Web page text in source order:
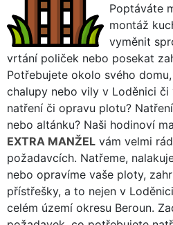
Poptáváte
montáž
vyměnit
vrtání poliček nebo posekat
Potřebujete okolo svého
chalupy nebo vily v Loděnici
natření či opravu plotu?
nebo altánku? Naši hodinoví
EXTRA MANŽEL vám velmi
požadavcích. Natřeme,
nebo opravíme vaše ploty,
přístřešky, a to nejen v
celém území okresu Beroun.